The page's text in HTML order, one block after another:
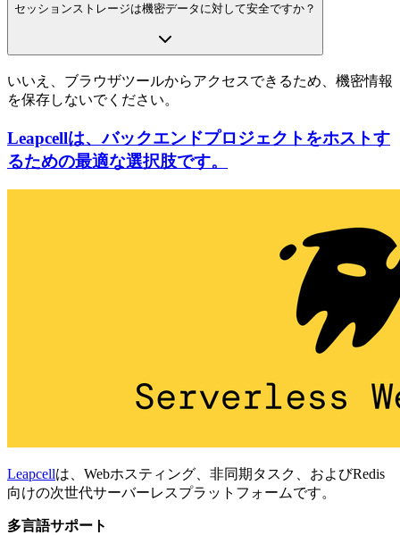
セッションストレージは機密データに対して安全ですか？
いいえ、ブラウザツールからアクセスできるため、機密情報
を保存しないでください。
Leapcellは、バックエンドプロジェクトをホストす
るための最適な選択肢です。
Leapcellは、Webホスティング、非同期タスク、およびRedis
向けの次世代サーバーレスプラットフォームです。
多言語サポート